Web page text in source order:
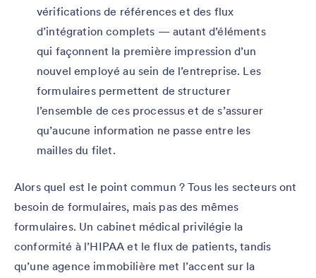
vérifications de références et des flux
d’intégration complets — autant d’éléments
qui façonnent la première impression d’un
nouvel employé au sein de l’entreprise. Les
formulaires permettent de structurer
l’ensemble de ces processus et de s’assurer
qu’aucune information ne passe entre les
mailles du filet.
Alors quel est le point commun ? Tous les secteurs ont
besoin de formulaires, mais pas des mêmes
formulaires. Un cabinet médical privilégie la
conformité à l’HIPAA et le flux de patients, tandis
qu’une agence immobilière met l’accent sur la